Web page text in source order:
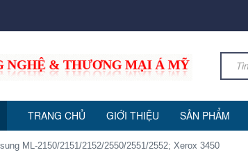
TRANG CHỦ GIỚI THIỆU SẢN PHẨM
ML-2150/2151/2152/2550/2551/2552; Xerox 3450